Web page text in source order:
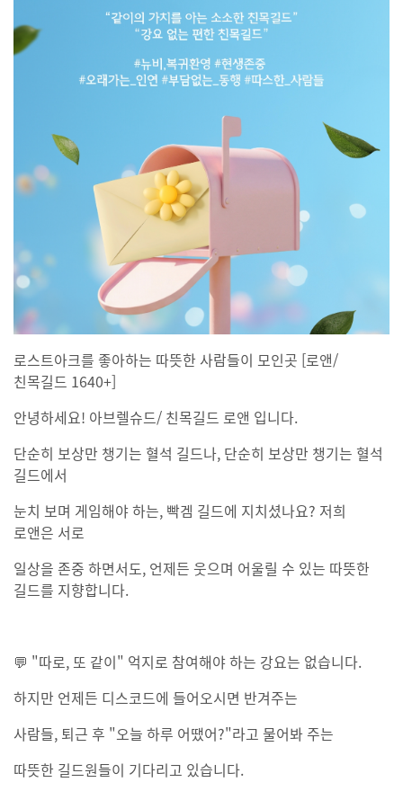
로스트아크를 좋아하는 따뜻한 사람들이 모인곳 [로앤/
친목길드 1640+]
안녕하세요! 아브렐슈드/ 친목길드 로앤 입니다.
단순히 보상만 챙기는 혈석 길드나, 단순히 보상만 챙기는 혈석
길드에서
눈치 보며 게임해야 하는, 빡겜 길드에 지치셨나요? 저희
로앤은 서로
일상을 존중 하면서도, 언제든 웃으며 어울릴 수 있는 따뜻한
길드를 지향합니다.
💬 "따로, 또 같이" 억지로 참여해야 하는 강요는 없습니다.
하지만 언제든 디스코드에 들어오시면 반겨주는
사람들, 퇴근 후 "오늘 하루 어땠어?"라고 물어봐 주는
따뜻한 길드원들이 기다리고 있습니다.